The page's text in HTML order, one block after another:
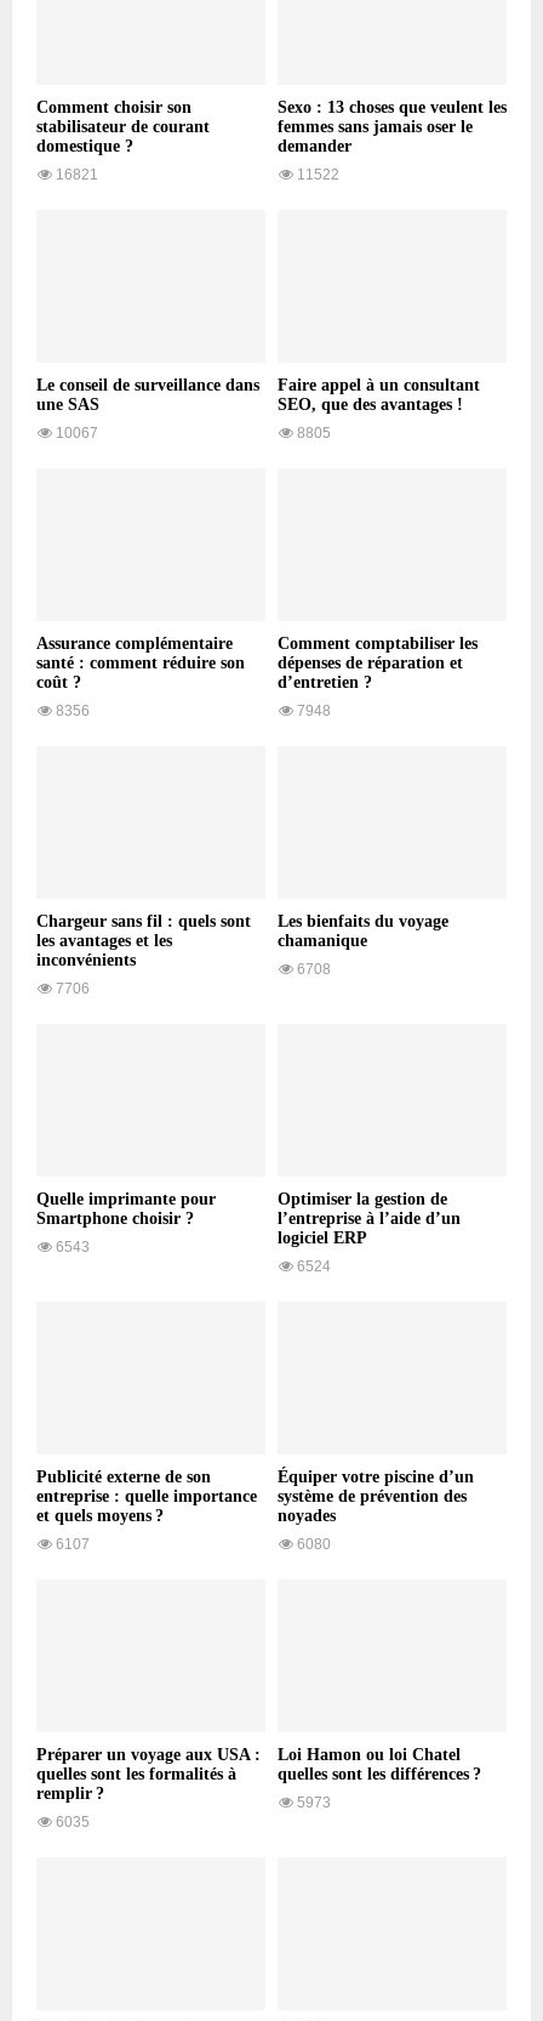
Comment choisir son
stabilisateur de courant
domestique ?
16821
Sexo : 13 choses que veulent les
femmes sans jamais oser le
demander
11522
Le conseil de surveillance dans
une SAS
10067
Faire appel à un consultant
SEO, que des avantages !
8805
Assurance complémentaire
santé : comment réduire son
coût ?
8356
Comment comptabiliser les
dépenses de réparation et
d’entretien ?
7948
Chargeur sans fil : quels sont
les avantages et les
inconvénients
7706
Les bienfaits du voyage
chamanique
6708
Quelle imprimante pour
Smartphone choisir ?
6543
Optimiser la gestion de
l’entreprise à l’aide d’un
logiciel ERP
6524
Publicité externe de son
entreprise : quelle importance
et quels moyens ?
6107
Équiper votre piscine d’un
système de prévention des
noyades
6080
Préparer un voyage aux USA :
quelles sont les formalités à
remplir ?
6035
Loi Hamon ou loi Chatel
quelles sont les différences ?
5973